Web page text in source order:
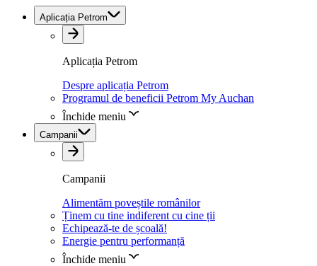
Aplicația Petrom
Aplicația Petrom
Despre aplicația Petrom
Programul de beneficii Petrom My Auchan
Închide meniu
Campanii
Campanii
Alimentăm poveștile românilor
Ținem cu tine indiferent cu cine ții
Echipează-te de școală!
Energie pentru performanță
Închide meniu